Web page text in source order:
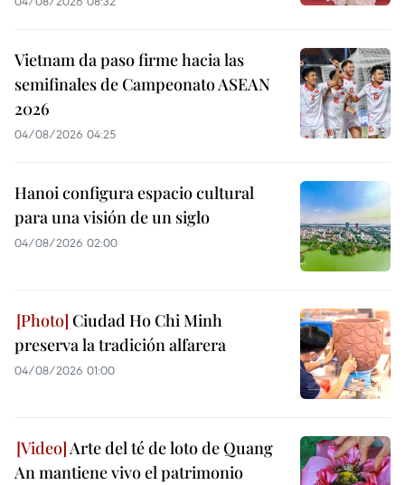
Vietnam da paso firme hacia las
semifinales de Campeonato ASEAN
2026
04/08/2026 04:25
Hanoi configura espacio cultural
para una visión de un siglo
04/08/2026 02:00
Ciudad Ho Chi Minh
preserva la tradición alfarera
04/08/2026 01:00
Arte del té de loto de Quang
An mantiene vivo el patrimonio